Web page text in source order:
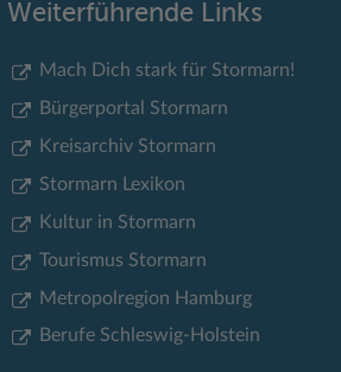
Weiterführende Links
Mach Dich stark für Stormarn!
Bürgerportal Stormarn
Kreisarchiv Stormarn
Stormarn Lexikon
Kultur in Stormarn
Tourismus Stormarn
Metropolregion Hamburg
Berufe Schleswig-Holstein